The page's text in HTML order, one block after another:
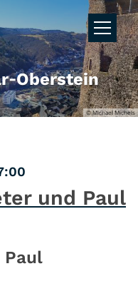
© Michael Michels
und Paul
Paul